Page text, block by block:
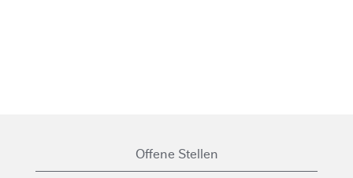
Offene Stellen